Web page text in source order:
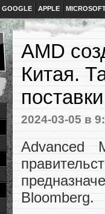
GOOGLE APPLE
AMD
Китая.
поставки
2024-03-05 в
Advanced
Bloomberg.